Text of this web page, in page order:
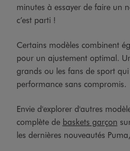
minutes à essayer de faire un
c’est parti !
Certains modèles combinent
pour un ajustement optimal.
grands ou les fans de sport
performance sans compromis.
Envie d'explorer d'autres
complète de baskets garçon
les dernières nouveautés